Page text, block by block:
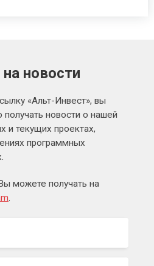
новости
«Альт-Инвест», вы
новости о нашей
и текущих проектах,
программных
можете получать на
.